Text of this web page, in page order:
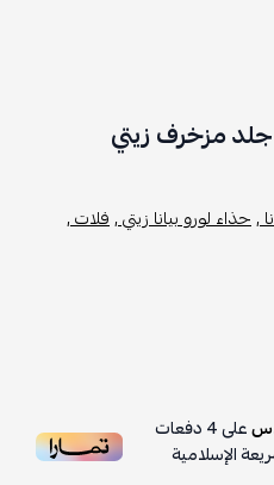
جلد مزخرف زيتي
,حذاء لورو بيانا زيتي ,فلات ,
على4دفعات
الإسلامية